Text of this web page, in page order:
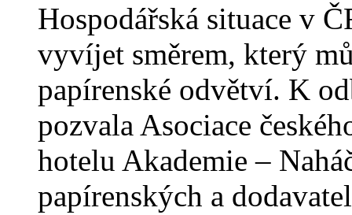
Hospodářská situace v
vyvíjet směrem, který
papírenské odvětví. K
pozvala Asociace
hotelu Akademie –
papírenských a